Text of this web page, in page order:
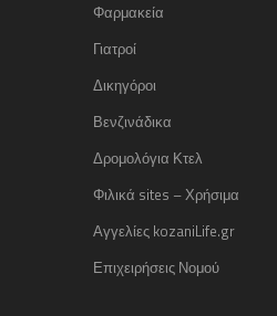
Φαρμακεία
Γιατροί
Δικηγόροι
Βενζινάδικα
Δρομολόγια Κτελ
Φιλικά sites – Χρήσιμα
Αγγελίες kozaniLife.gr
Επιχειρήσεις Νομού